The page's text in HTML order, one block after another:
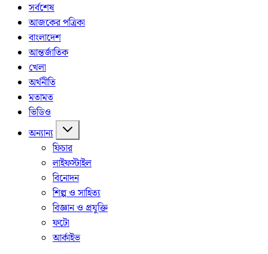
সর্বশেষ
আজকের পত্রিকা
বাংলাদেশ
আন্তর্জাতিক
খেলা
অর্থনীতি
মতামত
ভিডিও
অন্যান্য
ফিচার
লাইফস্টাইল
বিনোদন
শিল্প ও সাহিত্য
বিজ্ঞান ও প্রযুক্তি
ফটো
আর্কাইভ